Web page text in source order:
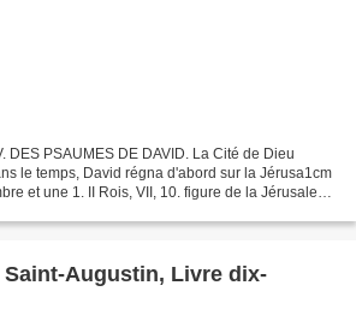
DES PSAUMES DE DAVID. La Cité de Dieu
le temps, David régna d'abord sur la Jérusa1cm
et une 1. II Rois, VII, 10. figure de la Jérusalem
Saint-Augustin, Livre dix-